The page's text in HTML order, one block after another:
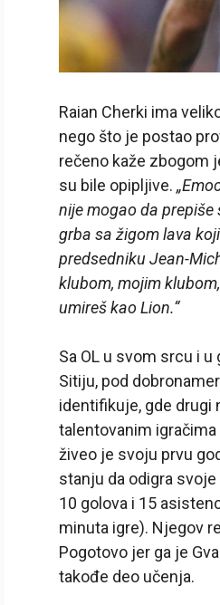
Raian Cherki ima
nego što je postao
rečeno kaže zbogom
su bile opipljive.
nije mogao da
grba sa žigom lava
predsedniku Jean-
klubom, mojim
umireš kao Lion.“
Sa OL u svom srcu i
Sitiju, pod
identifikuje, gde drugi
talentovanim
živeo je svoju prvu
stanju da odigra
10 golova i 15
minuta igre). Njegov
Pogotovo jer ga je
takođe deo učenja.